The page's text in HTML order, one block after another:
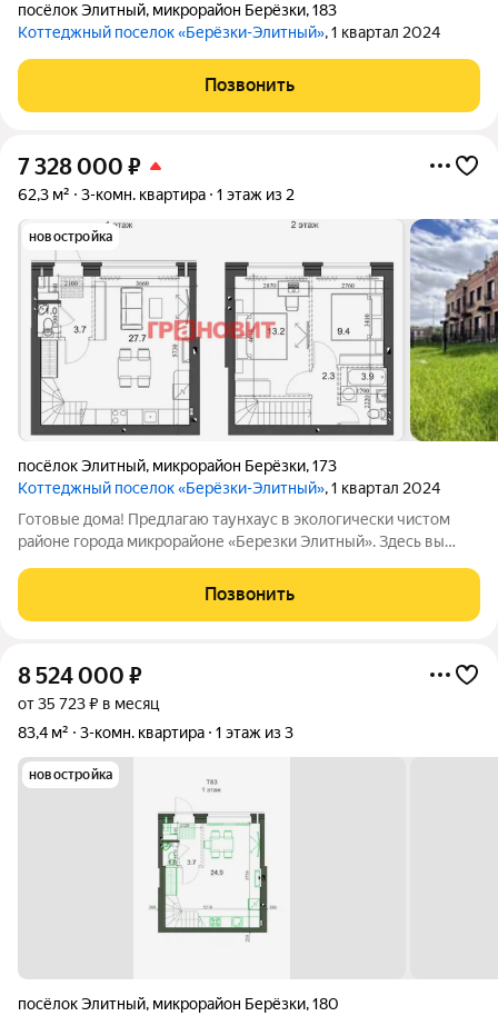
посёлок Элитный, микрорайон Берёзки,183
Коттеджный поселок «Берёзки-Элитный», 1 квартал 2024
Позвонить
7 328 000 ₽
62,3 м² 3-комн. квартира 1 этаж из 2
новостройка
посёлок Элитный, микрорайон Берёзки,173
Коттеджный поселок «Берёзки-Элитный», 1 квартал 2024
Готовые дома! Предлагаю таунхаус в экологически чистом
районе города микрорайоне «Березки Элитный». Здесь вы
отдельная гардеробная, кухня- гостиная. Высота потолков 2,9
метра отдельная система
Позвонить
8 524 000 ₽
от 35 723 ₽ в месяц
83,4 м²
3-комн. квартира 1 этаж из 3
новостройка
посёлок Элитный, микрорайон Берёзки,180